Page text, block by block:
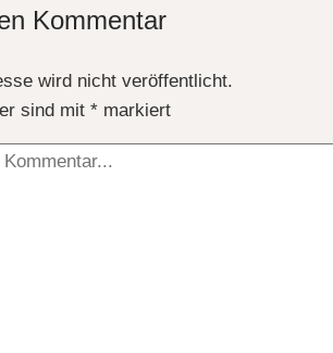
Kommentar
wird nicht veröffentlicht.
sind mit * markiert